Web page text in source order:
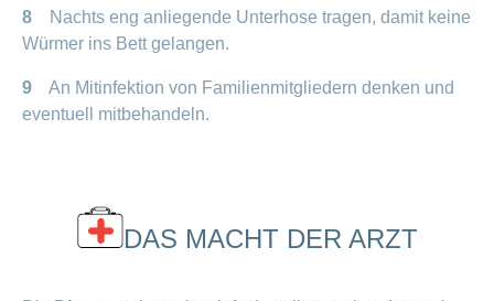
8 Nachts eng anliegende Unterhose tragen, damit keine
Würmer ins Bett gelangen.
9 An Mitinfektion von Familienmitgliedern denken und
eventuell mitbehandeln.
DAS MACHT DER ARZT